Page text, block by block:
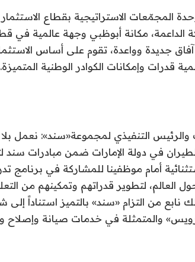
المجمّعات الاستراتيجية بقطاع الاستثمار
الداعمة، مكانة أبوظبي وجهة عالمية في
آفاق جديدة وواعدة، تقوم على أساس
قدرات وإمكانات الكوادر الوطنية المتميزة.
التنفيذي لمجموعة«سند»: نعمل بلا
في دولة الإمارات ضمن مبادرات سند
أمام موظفينا للمشاركة في برنامج
لتطوير قدراتهم وتمكينهم من
من التزام «سند» بالتميز استناداً إلى
عام 2013 مع «رولز رويس» والمتمثلة في خدمات صيانة